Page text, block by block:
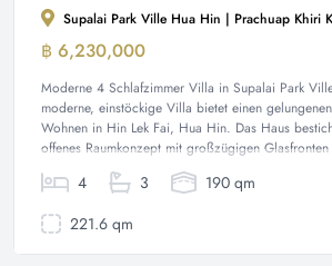
Supalai Park Ville Hua Hin | Prachuap Khiri
฿ 6,230,000
Moderne 4 Schlafzimmer Villa in Supalai Park
moderne, einstöckige Villa bietet einen
Wohnen in Hin Lek Fai, Hua Hin. Das Haus
offenes Raumkonzept mit großzügigen
4 3
190 qm
221.6 qm